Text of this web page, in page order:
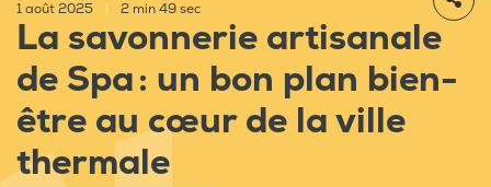
1 août 2025 2 min 49 sec
La savonnerie artisanale
de Spa : un bon plan bien-
être au cœur de la ville
thermale